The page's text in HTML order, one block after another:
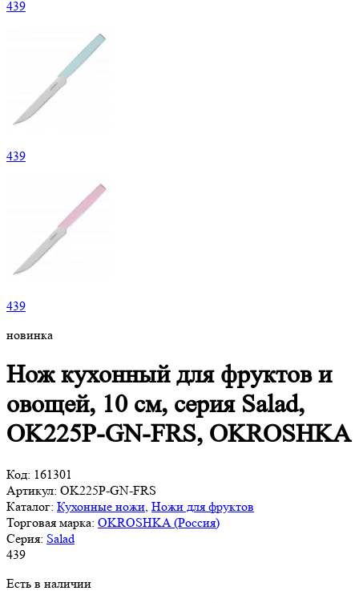
439
439
439
новинка
Нож кухонный для фруктов и
овощей, 10 см, серия Salad,
OK225P-GN-FRS, OKROSHKA
Код: 161301
Артикул: OK225P-GN-FRS
Каталог: Кухонные ножи Ножи для фруктов
Торговая марка: OKROSHKA (Россия)
Серия: Salad
439
Есть в наличии